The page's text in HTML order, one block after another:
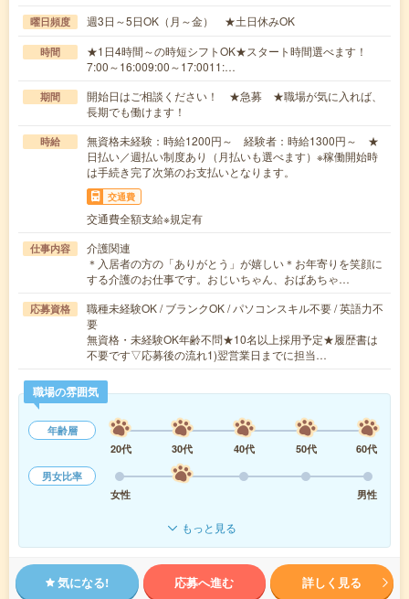
曜日頻度 週3日～5日OK（月～金） ★土日休みOK
時間
★1日4時間～の時短シフトOK★スタート時間選べます！
7:00～16:009:00～17:0011:…
期間
開始日はご相談ください！ ★急募 ★職場が気に入れば、
長期でも働けます！
時給
無資格未経験：時給1200円～ 経験者：時給1300円～ ★
日払い／週払い制度あり（月払いも選べます）※稼働開始時
は手続き完了次第のお支払いとなります。
交通費
交通費全額支給※規定有
仕事内容
介護関連
＊入居者の方の「ありがとう」が嬉しい＊お年寄りを笑顔に
する介護のお仕事です。おじいちゃん、おばあちゃ…
応募資格
職種未経験OK / ブランクOK / パソコンスキル不要 / 英語力不
要
無資格・未経験OK年齢不問★10名以上採用予定★履歴書は
不要です▽応募後の流れ1)翌営業日までに担当…
職場の雰囲気
年齢層
20代
30代 40代 50代
60代
男女比率
女性
男性
もっと見る
気になる! 応募へ進む 詳しく見る